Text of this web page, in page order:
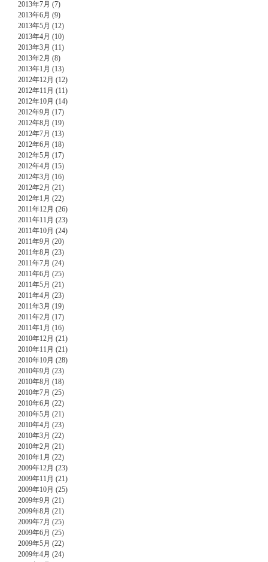
2013年7月 (7)
2013年6月 (9)
2013年5月 (12)
2013年4月 (10)
2013年3月 (11)
2013年2月 (8)
2013年1月 (13)
2012年12月 (12)
2012年11月 (11)
2012年10月 (14)
2012年9月 (17)
2012年8月 (19)
2012年7月 (13)
2012年6月 (18)
2012年5月 (17)
2012年4月 (15)
2012年3月 (16)
2012年2月 (21)
2012年1月 (22)
2011年12月 (26)
2011年11月 (23)
2011年10月 (24)
2011年9月 (20)
2011年8月 (23)
2011年7月 (24)
2011年6月 (25)
2011年5月 (21)
2011年4月 (23)
2011年3月 (19)
2011年2月 (17)
2011年1月 (16)
2010年12月 (21)
2010年11月 (21)
2010年10月 (28)
2010年9月 (23)
2010年8月 (18)
2010年7月 (25)
2010年6月 (22)
2010年5月 (21)
2010年4月 (23)
2010年3月 (22)
2010年2月 (21)
2010年1月 (22)
2009年12月 (23)
2009年11月 (21)
2009年10月 (25)
2009年9月 (21)
2009年8月 (21)
2009年7月 (25)
2009年6月 (25)
2009年5月 (22)
2009年4月 (24)